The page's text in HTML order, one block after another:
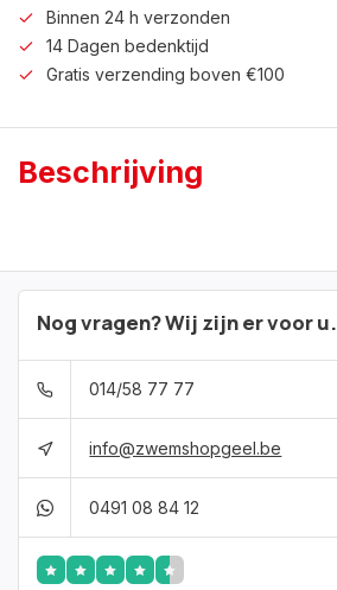
Binnen 24 h verzonden
14 Dagen bedenktijd
Gratis verzending boven €100
Beschrijving
Nog vragen? Wij zijn er voor u.
014/58 77 77
info@zwemshopgeel.be
0491 08 84 12